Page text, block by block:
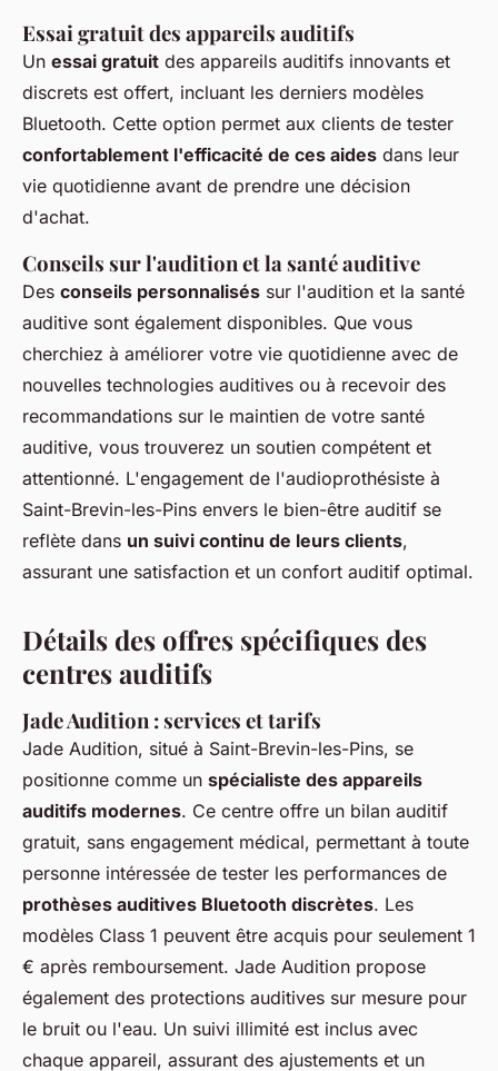
Essai gratuit des appareils auditifs
Un essai gratuit des appareils auditifs innovants et
discrets est offert, incluant les derniers modèles
Bluetooth. Cette option permet aux clients de tester
confortablement l'efficacité de ces aides dans leur
vie quotidienne avant de prendre une décision
d'achat.
Conseils sur l'audition et la santé auditive
Des conseils personnalisés sur l'audition et la santé
auditive sont également disponibles. Que vous
cherchiez à améliorer votre vie quotidienne avec de
nouvelles technologies auditives ou à recevoir des
recommandations sur le maintien de votre santé
auditive, vous trouverez un soutien compétent et
attentionné. L'engagement de l'audioprothésiste à
Saint-Brevin-les-Pins envers le bien-être auditif se
reflète dans un suivi continu de leurs clients,
assurant une satisfaction et un confort auditif optimal.
Détails des offres spécifiques des
centres auditifs
Jade Audition : services et tarifs
Jade Audition, situé à Saint-Brevin-les-Pins, se
positionne comme un spécialiste des appareils
auditifs modernes. Ce centre offre un bilan auditif
gratuit, sans engagement médical, permettant à toute
personne intéressée de tester les performances de
prothèses auditives Bluetooth discrètes. Les
modèles Class 1 peuvent être acquis pour seulement 1
€ après remboursement. Jade Audition propose
également des protections auditives sur mesure pour
le bruit ou l'eau. Un suivi illimité est inclus avec
chaque appareil, assurant des ajustements et un